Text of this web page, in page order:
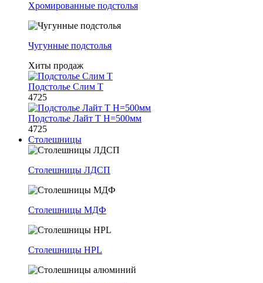
Хромированные подстолья
Чугунные подстолья
Хиты продаж
Подстолье Слим Т
4725
Подстолье Лайт Т H=500мм
4725
Столешницы
Столешницы ЛДСП
Столешницы МДФ
Столешницы HPL